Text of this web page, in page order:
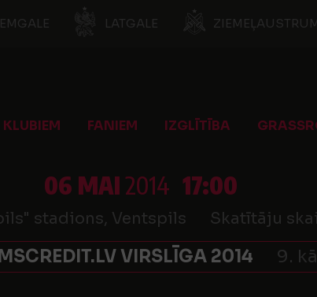
LATGALE
KLUBIEM FANIEM IZGLĪTĪBA
06 MAI2014 17:00
stadions, Ventspils Skatītāju
VIRSLĪGA 2014 9.